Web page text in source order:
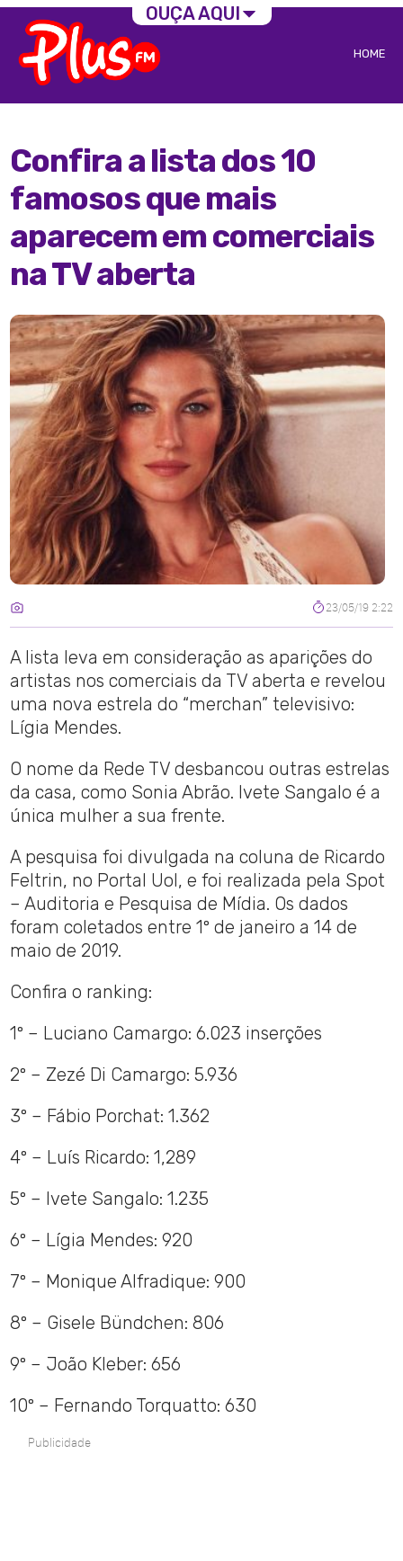
HOME
Confira a lista dos 10
famosos que mais
aparecem em comerciais
na TV aberta
23/05/19 2:22
A lista leva em consideração as aparições do
artistas nos comerciais da TV aberta e revelou
uma nova estrela do “merchan” televisivo:
Lígia Mendes.
O nome da Rede TV desbancou outras estrelas
da casa, como Sonia Abrão. Ivete Sangalo é a
única mulher a sua frente.
A pesquisa foi divulgada na coluna de Ricardo
Feltrin, no Portal Uol, e foi realizada pela Spot
– Auditoria e Pesquisa de Mídia. Os dados
foram coletados entre 1º de janeiro a 14 de
maio de 2019.
Confira o ranking:
1º – Luciano Camargo: 6.023 inserções
2º – Zezé Di Camargo: 5.936
3º – Fábio Porchat: 1.362
4º – Luís Ricardo: 1,289
5º – Ivete Sangalo: 1.235
6º – Lígia Mendes: 920
7º – Monique Alfradique: 900
8º – Gisele Bündchen: 806
9º – João Kleber: 656
10º – Fernando Torquatto: 630
Publicidade
OUÇA AQUI